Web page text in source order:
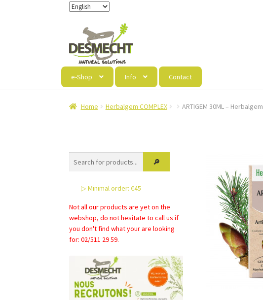
navigation
content
e-Shop Info Contact
Home Herbalgem COMPLEX ARTIGEM 30ML – Herbalgem
▷ Minimal order: €45
Not all our products are yet on the
webshop, do not hesitate to call us if
you don't find what your are looking
for: 02/511 29 59.